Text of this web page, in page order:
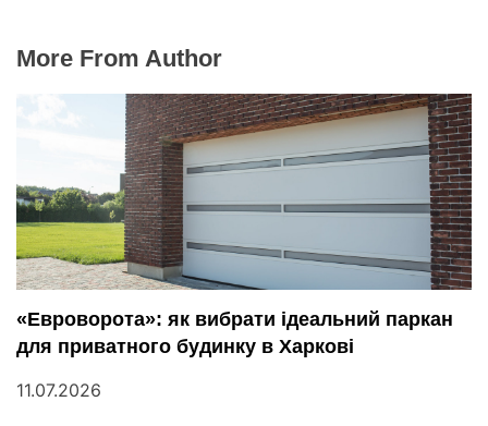
More From Author
«Евроворота»: як вибрати ідеальний паркан
для приватного будинку в Харкові
11.07.2026